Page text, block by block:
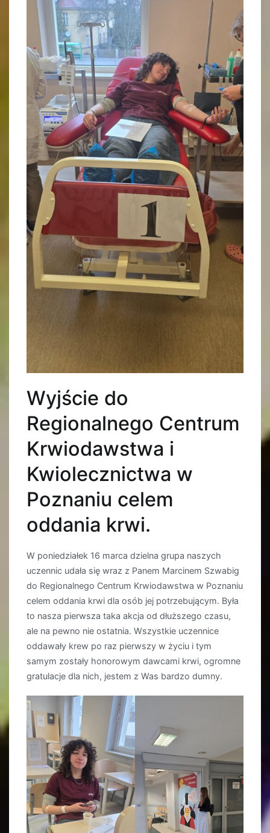
Wyjście do
Regionalnego Centrum
Krwiodawstwa i
Kwiolecznictwa w
Poznaniu celem
oddania krwi.
W poniedziałek 16 marca dzielna grupa naszych
uczennic udała się wraz z Panem Marcinem Szwabig
do Regionalnego Centrum Krwiodawstwa w Poznaniu
celem oddania krwi dla osób jej potrzebującym. Była
to nasza pierwsza taka akcja od dłuższego czasu,
ale na pewno nie ostatnia. Wszystkie uczennice
oddawały krew po raz pierwszy w życiu i tym
samym zostały honorowym dawcami krwi, ogromne
gratulacje dla nich, jestem z Was bardzo dumny.